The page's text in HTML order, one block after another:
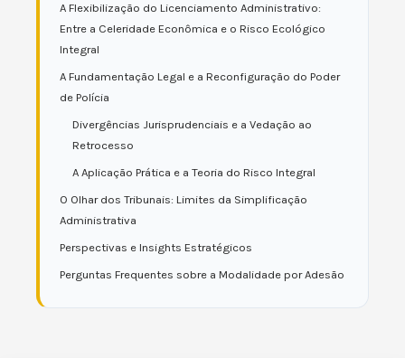
A Flexibilização do Licenciamento Administrativo:
Entre a Celeridade Econômica e o Risco Ecológico
Integral
A Fundamentação Legal e a Reconfiguração do Poder
de Polícia
Divergências Jurisprudenciais e a Vedação ao
Retrocesso
A Aplicação Prática e a Teoria do Risco Integral
O Olhar dos Tribunais: Limites da Simplificação
Administrativa
Perspectivas e Insights Estratégicos
Perguntas Frequentes sobre a Modalidade por Adesão